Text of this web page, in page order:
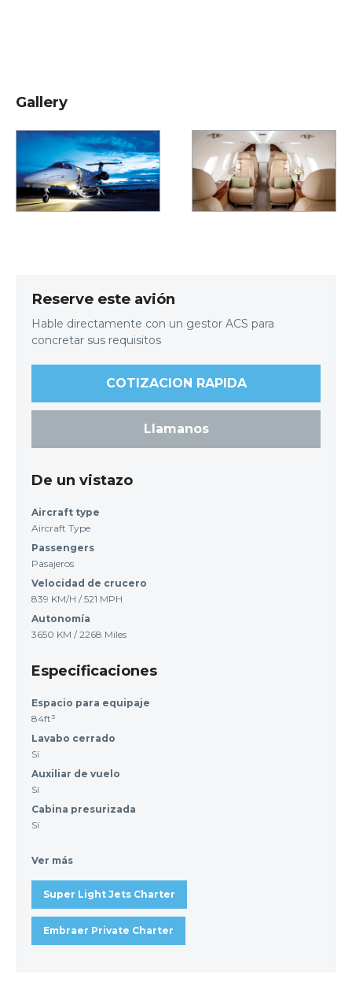
Gallery
Reserve este avión
Hable directamente con un gestor ACS para
concretar sus requisitos
COTIZACION RAPIDA
Llamanos
De un vistazo
Aircraft type
Aircraft Type
Passengers
Pasajeros
Velocidad de crucero
839 KM/H / 521 MPH
Autonomía
3650 KM / 2268 Miles
Especificaciones
Espacio para equipaje
84ft³
Lavabo cerrado
Sí
Auxiliar de vuelo
Sí
Cabina presurizada
Sí
Ver más
Super Light Jets Charter
Embraer Private Charter